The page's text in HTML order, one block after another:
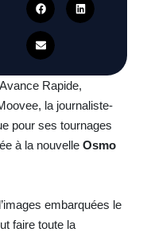
Rapide,
la journaliste-
pour ses tournages
à la nouvelle Osmo
embarquées le
faire toute la